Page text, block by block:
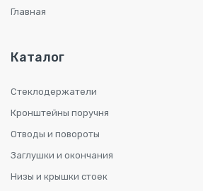
Главная
Каталог
Стеклодержатели
Кронштейны поручня
Отводы и повороты
Заглушки и окончания
Низы и крышки стоек